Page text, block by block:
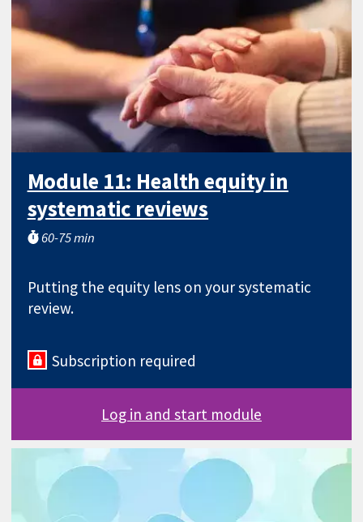
Module 11: Health equity in
systematic reviews
60-75 min
Putting the equity lens on your systematic
review.
Subscription required
Log in and start module